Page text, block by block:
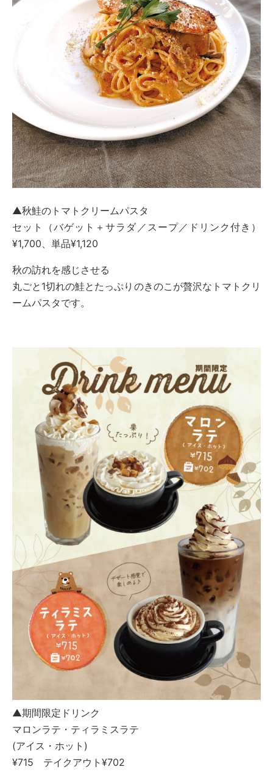
▲秋鮭のトマトクリームパスタ
セット（バゲット＋サラダ／スープ／ドリンク付き）
¥1,700、単品¥1,120
秋の訪れを感じさせる
丸ごと1切れの鮭とたっぷりのきのこが贅沢なトマトクリ
ームパスタです。
▲期間限定ドリンク
マロンラテ・ティラミスラテ
(アイス・ホット)
¥715 テイクアウト¥702